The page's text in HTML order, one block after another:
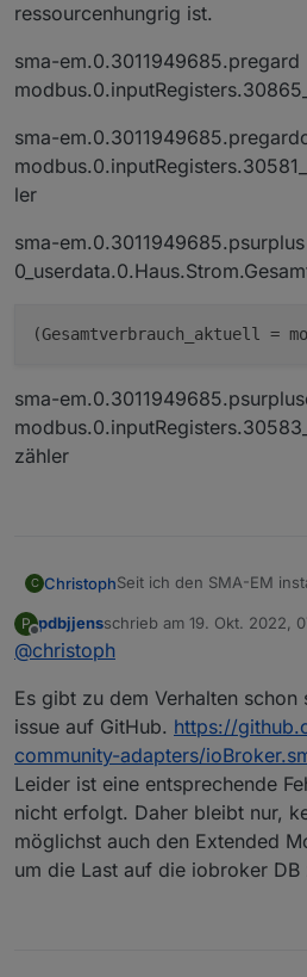
ressourcenhungrig ist.
sma-em.0.3011949685.pregard
sma-
ler
sma-em.0.3011949685.psurplus
(Gesamtverbrauch_aktuell =
sma-
zähler
C ChristophSeit ich den SMA-EM
Die VIS schläft auch
Prozessorlast immer so
Proxmox Host ist ein Nuc
Tripower 8.0 SE lesen
testweise ausgeschaltet.
Ich gehe davon aus, das
Multicast reagiert und
ressourcenhungrig ist.
sma-
sma-
sma-
P
Offline
pdbjjensschrieb am 19. Okt. 2022,
zuletzt editiert von
@christoph
Es gibt zu dem Verhalten schon
issue auf GitHub. https://
community-adapters/
Leider ist eine entsprechende
nicht erfolgt. Daher bleibt nur,
möglichst auch den Extended
um die Last auf die iobroker DB